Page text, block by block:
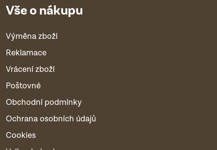
Vše o nákupu
Výměna zboží
Reklamace
Vrácení zboží
Poštovné
Obchodní podmínky
Ochrana osobních údajů
Cookies